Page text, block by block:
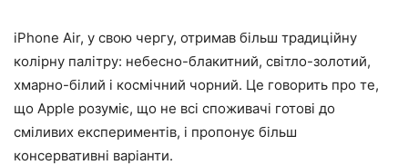
iPhone Air, у свою чергу, отримав більш традиційну
колірну палітру: небесно-блакитний, світло-золотий,
хмарно-білий і космічний чорний. Це говорить про те,
що Apple розуміє, що не всі споживачі готові до
сміливих експериментів, і пропонує більш
консервативні варіанти.